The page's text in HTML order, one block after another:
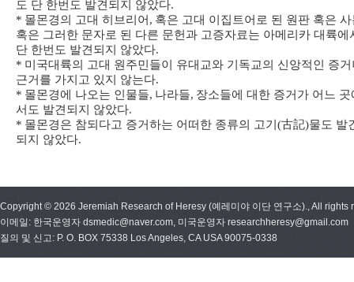
도 단 한번도 발견되지 않았다.
* 몰몬경의 고대 히브리어 , 혹은 고대 이집트어로 된 원판 혹은 사
혹은 그러한 문자로 된 다른 문헌과 고증자료는 아메리카 대륙에
단 한번도 발견되지 않았다.
* 미국대륙의 고대 원주민들이 유대교와 기독교의 신앙적인 증거
근거를 가지고 있지 않는다.
* 몰몬경에 나오는 인물들, 나라들, 장소들에 대한 증거가 어느 곳
서도 발견되지 않았다.
* 몰몬경은 참되다고 증거하는 어떠한 종류의 고기 (古記)물도 발
되지 않았다.
Copyright © 2026 Jeremiah Research of Heresy (예레미야 이단 연구소)., All rights
이메일: 한국운영자 dsmedic@naver.com, 미국운영자 researchheresy@gmail.com
질의 및 신고: P. O. BOX 75338 Los Angeles, CA USA 90075-0338